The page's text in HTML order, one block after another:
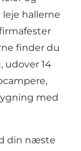
hallerne
finder du
udover 14
med
din næste